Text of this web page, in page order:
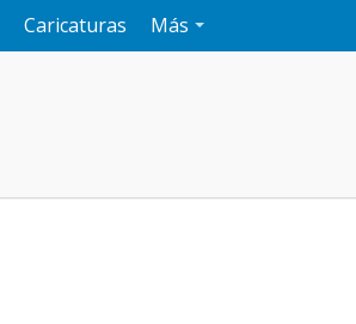
Caricaturas Más